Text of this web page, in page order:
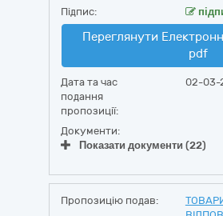
Підпис:
Переглянути
pdf
Дата та час
подання
пропозиції:
02-03-
Документи:
Показати документи (22)
Пропозицію подав: